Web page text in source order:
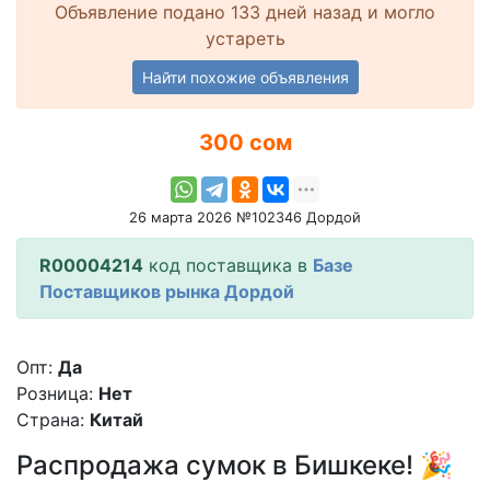
Объявление подано 133 дней назад и могло
устареть
Найти похожие объявления
300 сом
26 марта 2026 №102346 Дордой
R00004214 код поставщика в Базе
Поставщиков рынка Дордой
Опт: Да
Розница: Нет
Страна: Китай
Распродажа сумок в Бишкеке! 🎉